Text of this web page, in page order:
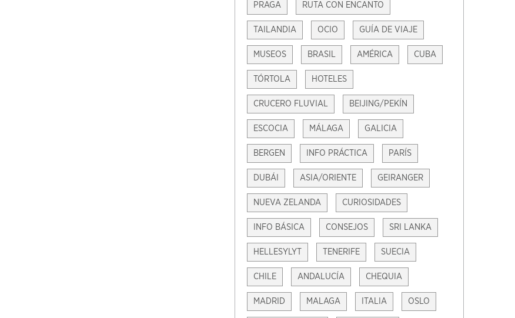
PRAGA RUTA CON ENCANTO
TAILANDIA OCIO GUÍA DE VIAJE
MUSEOS BRASIL AMÉRICA CUBA
TÓRTOLA HOTELES
CRUCERO FLUVIAL BEIJING/PEKÍN
ESCOCIA MÁLAGA GALICIA
BERGEN INFO PRÁCTICA PARÍS
DUBÁI ASIA/ORIENTE GEIRANGER
NUEVA ZELANDA CURIOSIDADES
INFO BÁSICA CONSEJOS SRI LANKA
HELLESYLYT TENERIFE SUECIA
CHILE ANDALUCÍA CHEQUIA
MADRID MALAGA ITALIA OSLO